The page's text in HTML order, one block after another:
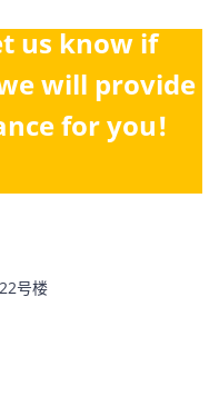
us know if
will provide
for you!
号楼